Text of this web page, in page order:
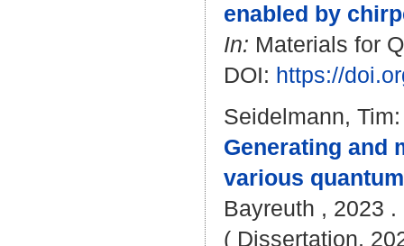
enabled by
In: Materials for
DOI: https://
Seidelmann, Tim:
Generating and
various
Bayreuth , 2023
( Dissertation,